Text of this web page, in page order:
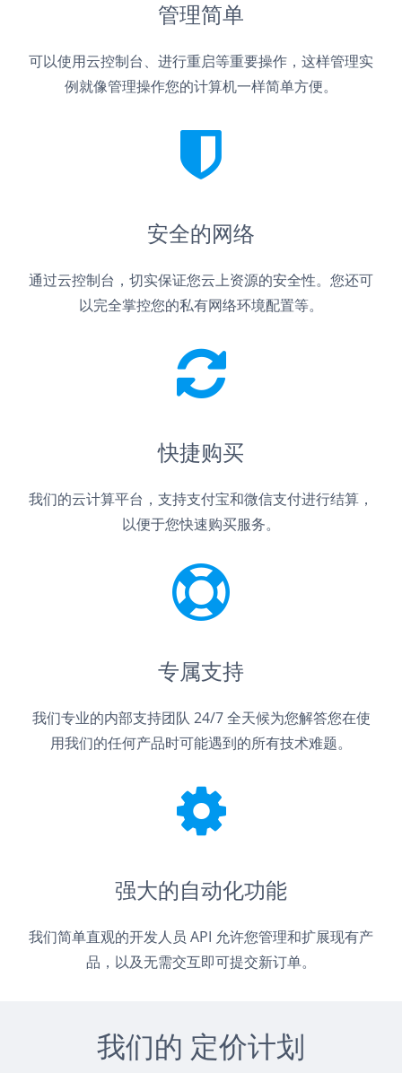
管理简单
可以使用云控制台、进行重启等重要操作，这样管理实
例就像管理操作您的计算机一样简单方便。
安全的网络
通过云控制台，切实保证您云上资源的安全性。您还可
以完全掌控您的私有网络环境配置等。
快捷购买
我们的云计算平台，支持支付宝和微信支付进行结算，
以便于您快速购买服务。
专属支持
我们专业的内部支持团队 24/7 全天候为您解答您在使
用我们的任何产品时可能遇到的所有技术难题。
强大的自动化功能
我们简单直观的开发人员 API 允许您管理和扩展现有产
品，以及无需交互即可提交新订单。
我们的 定价计划